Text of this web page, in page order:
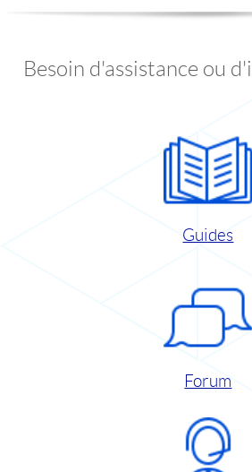
Besoin d'assistance ou
Guides
Forum